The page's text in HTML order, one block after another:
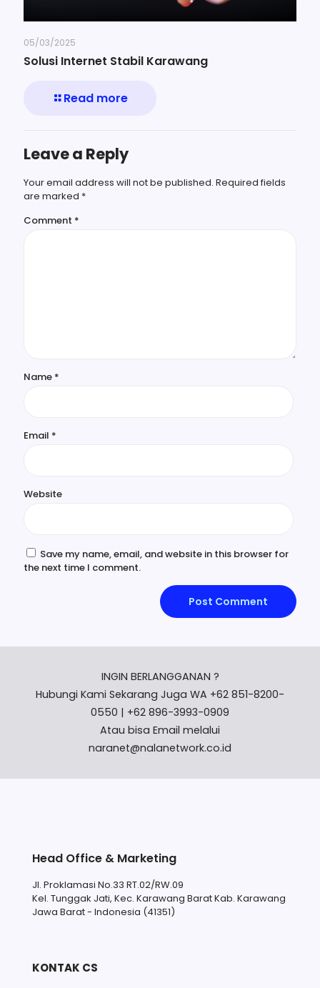
05/03/2025
Solusi Internet Stabil Karawang
Read more
Leave a Reply
Your email address will not be published. Required fields
are marked *
Comment *
Name *
Email *
Website
Save my name, email, and website in this browser for
the next time I comment.
INGIN BERLANGGANAN ?
Hubungi Kami Sekarang Juga WA +62 851-8200-
0550 | +62 896-3993-0909
Atau bisa Email melalui
naranet@nalanetwork.co.id
Head Office & Marketing
Jl. Proklamasi No.33 RT.02/RW.09
Kel. Tunggak Jati, Kec. Karawang Barat Kab. Karawang
Jawa Barat - Indonesia (41351)
KONTAK CS